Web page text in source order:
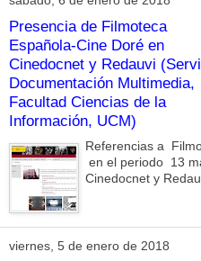
Presencia de Filmoteca
Española-Cine Doré en
Cinedocnet y Redauvi
Documentación Multimedia,
Facultad Ciencias de la
Información, UCM)
Referencias a
en el periodo 13
Cinedocnet y
viernes, 5 de enero de 2018